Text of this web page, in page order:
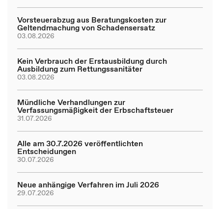
Vorsteuerabzug aus Beratungskosten zur
Geltendmachung von Schadensersatz
03.08.2026
Kein Verbrauch der Erstausbildung durch
Ausbildung zum Rettungssanitäter
03.08.2026
Mündliche Verhandlungen zur
Verfassungsmäßigkeit der Erbschaftsteuer
31.07.2026
Alle am 30.7.2026 veröffentlichten
Entscheidungen
30.07.2026
Neue anhängige Verfahren im Juli 2026
29.07.2026